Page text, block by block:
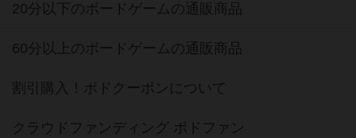
20分以下のボードゲームの通販商品
60分以上のボードゲームの通販商品
割引購入！ボドクーポンについて
クラウドファンディング ボドファン